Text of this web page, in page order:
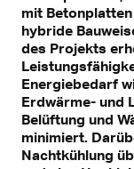
mit
hybride
des Projekts
Energiebedarf
Erdwärme- und
Belüftung und
minimiert.
Nachtkühlung